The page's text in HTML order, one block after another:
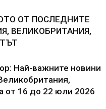
ОТ ПОСЛЕДНИТЕ
ВЕЛИКОБРИТАНИЯ,
Най-важните новини
от 16 до 22 юли 2026